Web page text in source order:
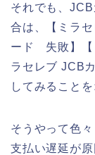
それでも、
合は、【ミラ
ード 失敗】【
ラセレブ JCB
してみること
そうやって色
支払い遅延が